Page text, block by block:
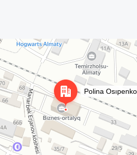
Алматы — Яндекс Карты